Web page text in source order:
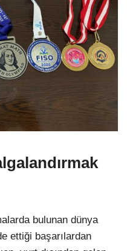
bulunan dünya
ettiği başarılardan